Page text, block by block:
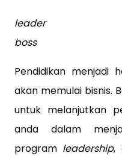
leader
boss
Pendidikan menjadi
akan memulai bisnis.
untuk melanjutkan
anda dalam
program leadership,